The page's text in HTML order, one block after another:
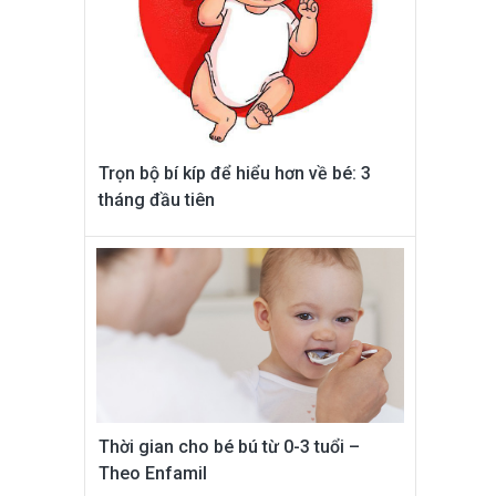
Trọn bộ bí kíp để hiểu hơn về bé: 3
tháng đầu tiên
Thời gian cho bé bú từ 0-3 tuổi –
Theo Enfamil